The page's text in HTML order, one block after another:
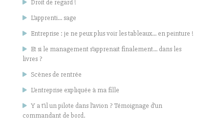
Droit de regard !
L’apprenti… sage
Entreprise : je ne peux plus voir les tableaux… en peinture !
Et si le management s’apprenait finalement… dans les
livres ?
Scènes de rentrée
L’entreprise expliquée à ma fille
Y a t’il un pilote dans l’avion ? Témoignage d’un
commandant de bord.